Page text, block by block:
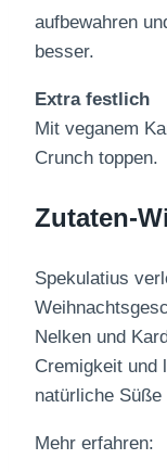
aufbewahren
besser.
Extra festlich
Mit veganem
Crunch toppen.
Zutaten-
Spekulatius
Nelken und
Cremigkeit und
natürliche
Mehr erfahren: